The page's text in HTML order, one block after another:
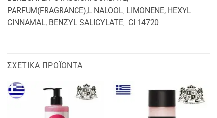
PARFUM(FRAGRANCE),LINALOOL, LIMONENE, HEXYL
CINNAMAL, BENZYL SALICYLATE, CI 14720
ΣΧΕΤΙΚΆ ΠΡΟΪΌΝΤΑ